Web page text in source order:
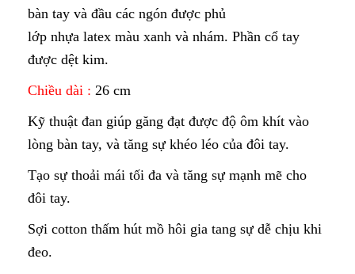
bàn tay và đầu các ngón được phủ
lớp nhựa latex màu xanh và nhám. Phần cổ tay
được dệt kim.
Chiều dài : 26 cm
Kỹ thuật đan giúp găng đạt được độ ôm khít vào
lòng bàn tay, và tăng sự khéo léo của đôi tay.
Tạo sự thoải mái tối đa và tăng sự mạnh mẽ cho
đôi tay.
Sợi cotton thấm hút mồ hôi gia tang sự dễ chịu khi
đeo.